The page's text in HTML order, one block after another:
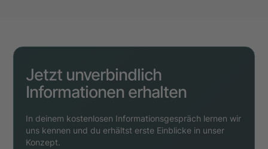
Jetzt unverbindlich
Informationen erhalten
In deinem kostenlosen Informationsgespräch lernen wir
uns kennen und du erhältst erste Einblicke in unser
Konzept.